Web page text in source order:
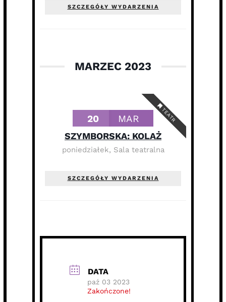
SZCZEGÓŁY WYDARZENIA
MARZEC 2023
TEATR
20 MAR
SZYMBORSKA: KOLAŻ
poniedziałek, Sala teatralna
SZCZEGÓŁY WYDARZENIA
DATA
paź 03 2023
Zakończone!